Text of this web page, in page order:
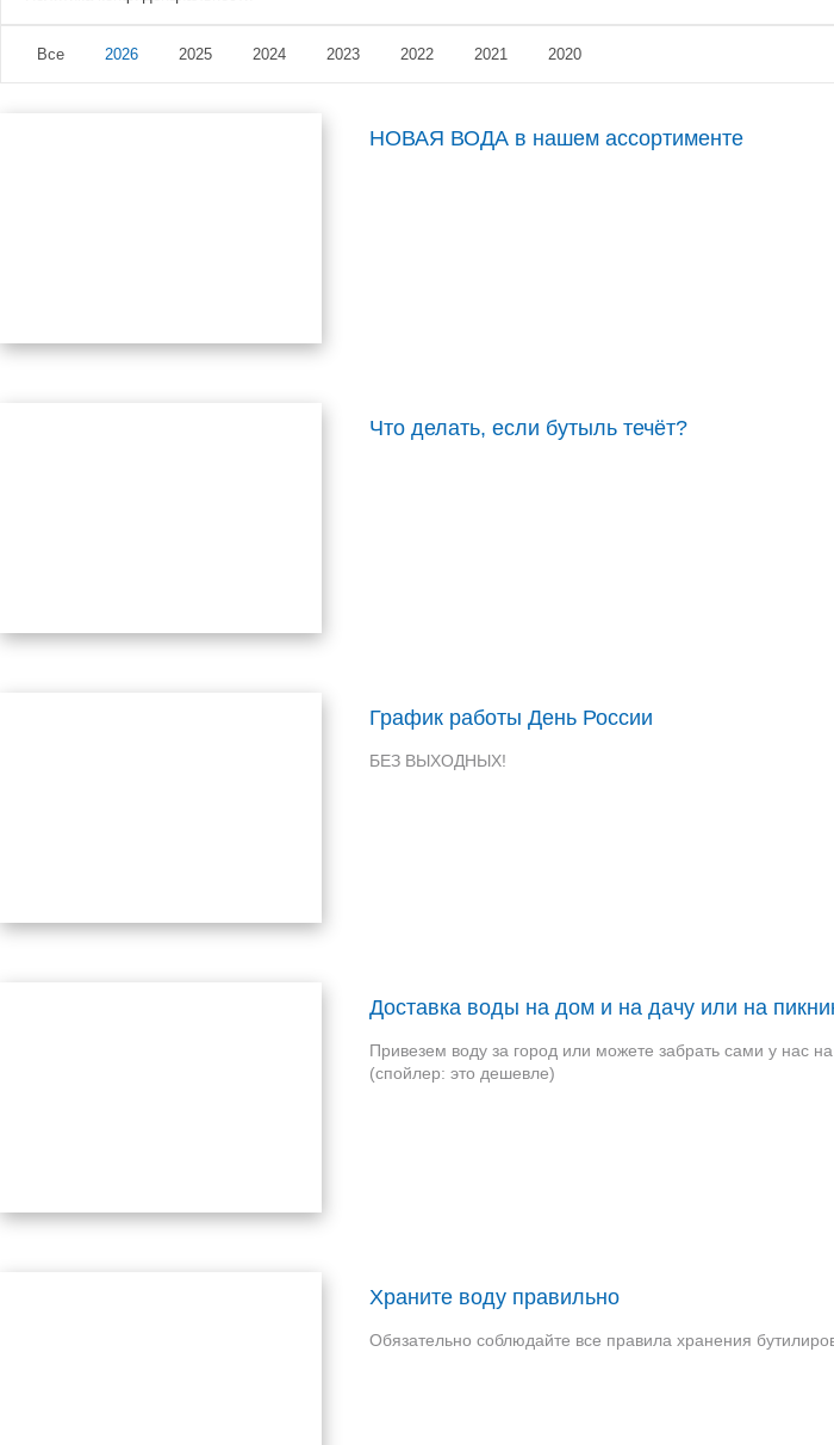
Все 2026 2025 2024 2023 2022 2021 2020
НОВАЯ ВОДА в нашем ассортименте
Что делать, если бутыль течёт?
График работы День России
БЕЗ ВЫХОДНЫХ!
Доставка воды на дом и на дачу или на
Привезем воду за город или можете забрать сами у нас
(спойлер: это дешевле)
Храните воду правильно
Обязательно соблюдайте все правила хранения